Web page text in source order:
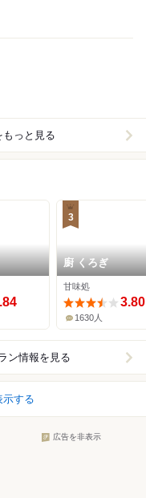
っと見る
3
廚 くろぎ
甘味処
3.80
1630人
ン情報を見る
示する
広告を非表示